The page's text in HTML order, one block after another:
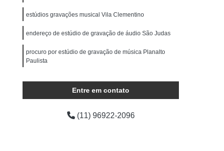
Locução Feminina
Profissional
de Locução
Fazer Mixagem de Músicas
Mixagem de Som
Mixagem de Voz
Produtora de áudio Estudio
Produtora de Som
Produtora Som
estúdios gravações musical Vila Clementino
endereço de estúdio de gravação de áudio São Judas
procuro por estúdio de gravação de música Planalto
Paulista
Entre em contato
(11) 96922-2096